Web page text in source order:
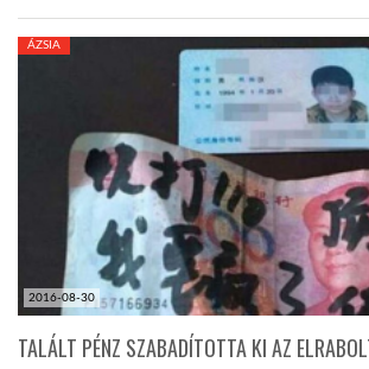
2016-08-30
ÁZSIA
TALÁLT PÉNZ SZABADÍTOTTA KI AZ